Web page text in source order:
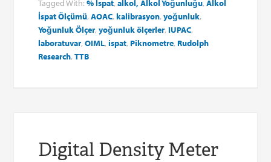
Tagged With:% İspat,alkol, Alkol Yoğunluğu,Alkol
İspat Ölçümü,AOAC,kalibrasyon,yoğunluk,
Yoğunluk Ölçer,yoğunlukölçerler, IUPAC,
laboratuvar,OIML,ispat, Piknometre, Rudolph
Research,TTB
Digital Density Meter